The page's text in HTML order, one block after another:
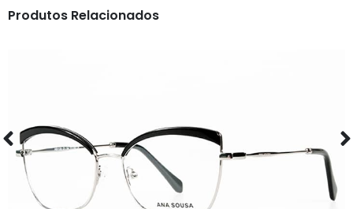
Produtos Relacionados
AS1120